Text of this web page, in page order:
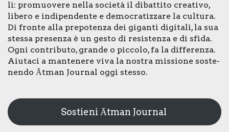
li: pro­muo­ve­re nel­la socie­tà il dibat­ti­to crea­ti­vo,
libe­ro e indi­pen­den­te e demo­cra­tiz­za­re la cul­tu­ra.
Di fron­te alla pre­po­ten­za dei gigan­ti digi­ta­li, la sua
stes­sa pre­sen­za è un gesto di resi­sten­za e di sfi­da.
Ogni con­tri­bu­to, gran­de o pic­co­lo, fa la dif­fe­ren­za.
Aiu­ta­ci a man­te­ne­re viva la nostra mis­sio­ne soste­
nen­do Ātman Jour­nal oggi stes­so.
Sostieni Ātman Journal